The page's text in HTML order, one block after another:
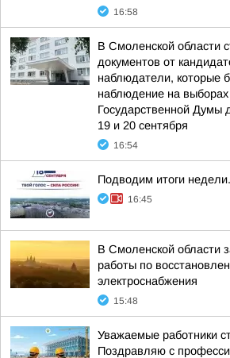
16:58
В Смоленской области
документов от
наблюдатели, которые
наблюдение на выборах
Государственной Думы
19 и 20 сентября
16:54
Подводим итоги
16:45
В Смоленской области
работы по
электроснабжения
15:48
Уважаемые работники
Поздравляю с